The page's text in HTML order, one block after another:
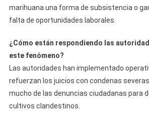
marihuana una forma de subsistencia o
falta de oportunidades laborales.
¿Cómo están respondiendo las
este fenómeno?
Las autoridades han implementado
refuerzan los juicios con condenas
mucho de las denuncias ciudadanas para
cultivos clandestinos.